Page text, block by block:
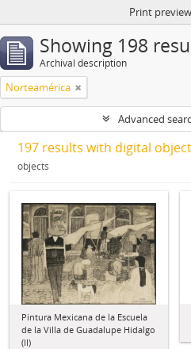
Print preview
Showing 198
Archival description
Norteamérica
Advanced
197 results with digital
objects
Pintura Mexicana de la Escuela
de la Villa de Guadalupe Hidalgo
(II)